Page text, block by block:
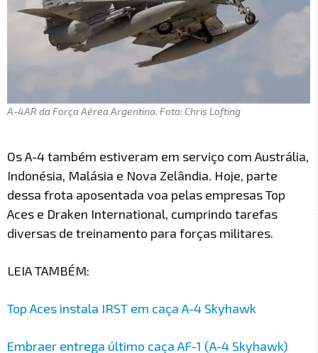
A-4AR da Força Aérea Argentina. Foto: Chris Lofting
Os A-4 também estiveram em serviço com Austrália,
Indonésia, Malásia e Nova Zelândia. Hoje, parte
dessa frota aposentada voa pelas empresas Top
Aces e Draken International, cumprindo tarefas
diversas de treinamento para forças militares.
LEIA TAMBÉM:
Top Aces instala IRST em caça A-4 Skyhawk
Embraer entrega último caça AF-1 (A-4 Skyhawk)